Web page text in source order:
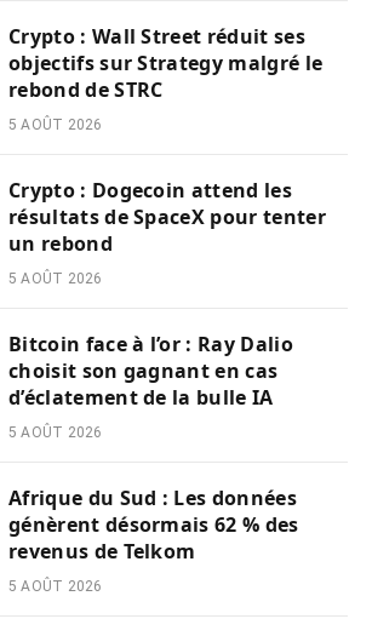
Crypto : Wall Street réduit ses
objectifs sur Strategy malgré le
rebond de STRC
5 AOÛT 2026
Crypto : Dogecoin attend les
résultats de SpaceX pour tenter
un rebond
5 AOÛT 2026
Bitcoin face à l’or : Ray Dalio
choisit son gagnant en cas
d’éclatement de la bulle IA
5 AOÛT 2026
Afrique du Sud : Les données
génèrent désormais 62 % des
revenus de Telkom
5 AOÛT 2026